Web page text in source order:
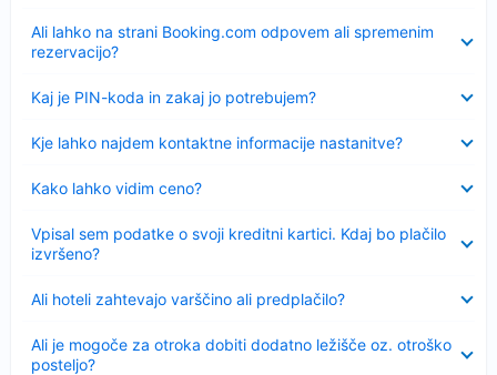
Ali lahko na strani Booking.com odpovem ali spremenim
rezervacijo?
Kaj je PIN-koda in zakaj jo potrebujem?
Kje lahko najdem kontaktne informacije nastanitve?
Kako lahko vidim ceno?
Vpisal sem podatke o svoji kreditni kartici. Kdaj bo plačilo
izvršeno?
Ali hoteli zahtevajo varščino ali predplačilo?
Ali je mogoče za otroka dobiti dodatno ležišče oz. otroško
posteljo?